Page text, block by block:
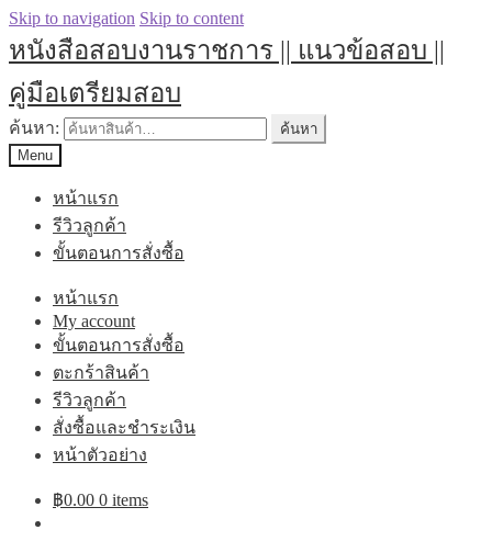
Skip to navigation Skip to content
หนังสือสอบงานราชการ || แนวข้อสอบ ||
คู่มือเตรียมสอบ
ค้นหา:
ค้นหา
Menu
หน้าแรก
รีวิวลูกค้า
ขั้นตอนการสั่งซื้อ
หน้าแรก
My account
ขั้นตอนการสั่งซื้อ
ตะกร้าสินค้า
รีวิวลูกค้า
สั่งซื้อและชำระเงิน
หน้าตัวอย่าง
฿0.00 0 items